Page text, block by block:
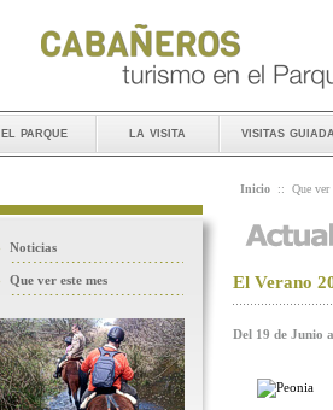
el parque la visita visitas
Noticias
Que ver este mes
Inicio :: Que ver
El Verano
Del 19 de Junio